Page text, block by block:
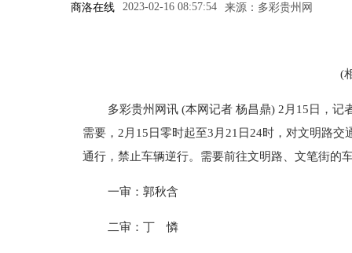
商洛在线 2023-02-16 08:57:54 来源：多彩贵州网
(
多彩贵州网讯 (本网记者 杨昌鼎) 2月15日，
需要，2月15日零时起至3月21日24时，对文明路
通行，禁止车辆逆行。需要前往文明路、文笔街的
一审：郭秋含
二审：丁 憐